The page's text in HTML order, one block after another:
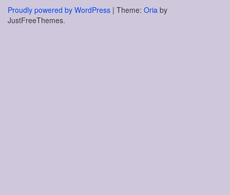
Proudly powered by WordPress | Theme: Oria by
JustFreeThemes.